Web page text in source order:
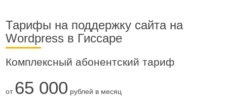
Тарифы на поддержку сайта на
Wordpress в Гиссаре
Комплексный абонентский тариф
от 65 000 рублей в месяц